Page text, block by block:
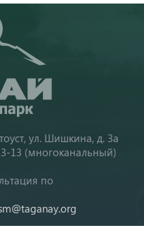
ул. Шишкина, д. 3а
13 (многоканальный)
по